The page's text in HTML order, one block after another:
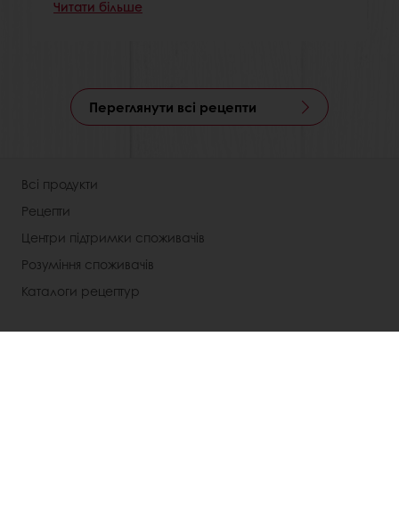
Читати більше
Переглянути всі рецепти
Всі продукти
Рецепти
Центри підтримки споживачів
Розуміння споживачів
Каталоги рецептур